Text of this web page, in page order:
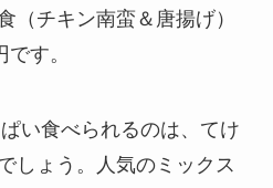
（チキン南蛮＆唐揚げ）
す。
い食べられるのは、てけ
しょう。人気のミックス